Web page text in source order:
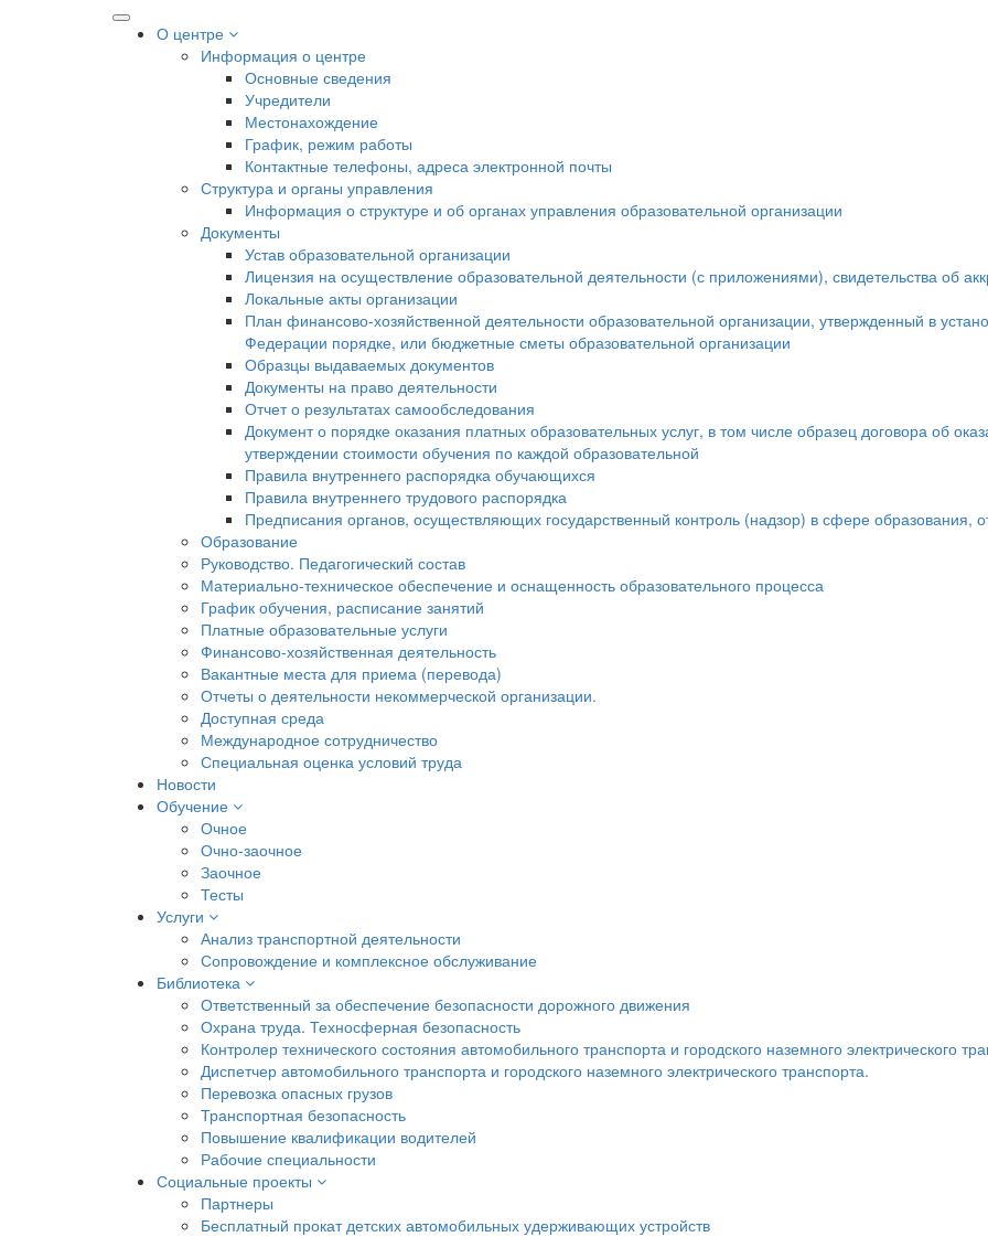
О центре
Информация о центре
Основные сведения
Учредители
Местонахождение
График, режим работы
Контактные телефоны, адреса электронной почты
Структура и органы управления
Информация о структуре и об органах управления образовательной организации
Документы
Устав образовательной организации
Лицензия на осуществление образовательной деятельности (с приложениями), свидетельства об
Локальные акты организации
План финансово-хозяйственной деятельности образовательной организации, утвержденный в
Федерации порядке, или бюджетные сметы образовательной организации
Образцы выдаваемых документов
Документы на право деятельности
Отчет о результатах самообследования
Документ о порядке оказания платных образовательных услуг, в том числе образец договора об
утверждении стоимости обучения по каждой образовательной
Правила внутреннего распорядка обучающихся
Правила внутреннего трудового распорядка
Предписания органов, осуществляющих государственный контроль (надзор) в сфере образования,
Образование
Руководство. Педагогический состав
Материально-техническое обеспечение и оснащенность образовательного процесса
График обучения, расписание занятий
Платные образовательные услуги
Финансово-хозяйственная деятельность
Вакантные места для приема (перевода)
Отчеты о деятельности некоммерческой организации.
Доступная среда
Международное сотрудничество
Специальная оценка условий труда
Новости
Обучение
Очное
Очно-заочное
Заочное
Тесты
Услуги
Анализ транспортной деятельности
Сопровождение и комплексное обслуживание
Библиотека
Ответственный за обеспечение безопасности дорожного движения
Охрана труда. Техносферная безопасность
Контролер технического состояния автомобильного транспорта и городского наземного электрического
Диспетчер автомобильного транспорта и городского наземного электрического транспорта.
Перевозка опасных грузов
Транспортная безопасность
Повышение квалификации водителей
Рабочие специальности
Социальные проекты
Партнеры
Бесплатный прокат детских автомобильных удерживающих устройств